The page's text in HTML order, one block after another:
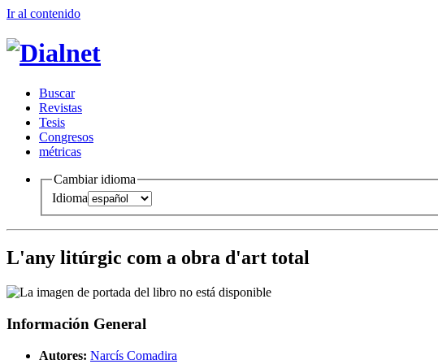
Ir al contenido
Buscar
Revistas
Tesis
Congresos
métricas
Cambiar idioma
Idioma
L'any litúrgic com a obra d'art total
Información General
Autores: Narcís Comadira